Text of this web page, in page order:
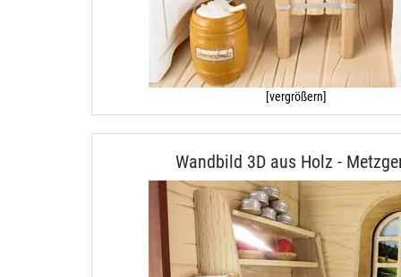
[vergrößern]
Wandbild 3D aus Holz -